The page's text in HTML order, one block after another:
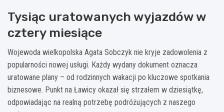
Tysiąc uratowanych wyjazdów w
cztery miesiące
Wojewoda wielkopolska Agata Sobczyk nie kryje zadowolenia z
popularności nowej usługi. Każdy wydany dokument oznacza
uratowane plany – od rodzinnych wakacji po kluczowe spotkania
biznesowe. Punkt na Ławicy okazał się strzałem w dziesiątkę,
odpowiadając na realną potrzebę podróżujących z naszego